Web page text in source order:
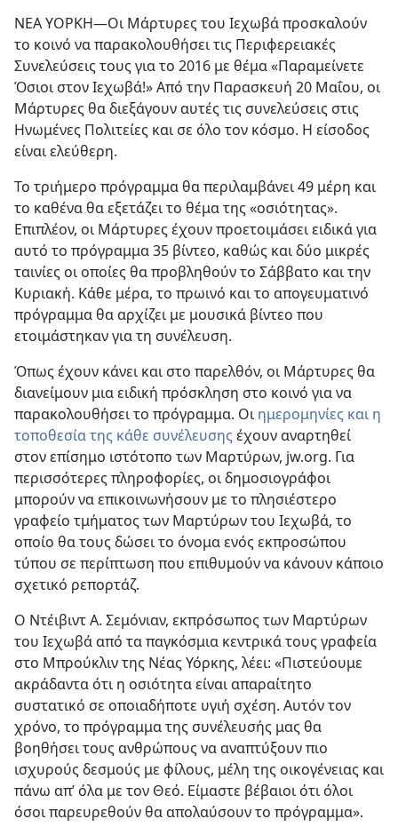
ΝΕΑ ΥΟΡΚΗ—Οι Μάρτυρες του Ιεχωβά προσκαλούν
το κοινό να παρακολουθήσει τις Περιφερειακές
Συνελεύσεις τους για το 2016 με θέμα «Παραμείνετε
Όσιοι στον Ιεχωβά!» Από την Παρασκευή 20 Μαΐου, οι
Μάρτυρες θα διεξάγουν αυτές τις συνελεύσεις στις
Ηνωμένες Πολιτείες και σε όλο τον κόσμο. Η είσοδος
είναι ελεύθερη.
Το τριήμερο πρόγραμμα θα περιλαμβάνει 49 μέρη και
το καθένα θα εξετάζει το θέμα της «οσιότητας».
Επιπλέον, οι Μάρτυρες έχουν προετοιμάσει ειδικά για
αυτό το πρόγραμμα 35 βίντεο, καθώς και δύο μικρές
ταινίες οι οποίες θα προβληθούν το Σάββατο και την
Κυριακή. Κάθε μέρα, το πρωινό και το απογευματινό
πρόγραμμα θα αρχίζει με μουσικά βίντεο που
ετοιμάστηκαν για τη συνέλευση.
Όπως έχουν κάνει και στο παρελθόν, οι Μάρτυρες θα
διανείμουν μια ειδική πρόσκληση στο κοινό για να
παρακολουθήσει το πρόγραμμα. Οι ημερομηνίες και η
τοποθεσία της κάθε συνέλευσης έχουν αναρτηθεί
στον επίσημο ιστότοπο των Μαρτύρων, jw.org. Για
περισσότερες πληροφορίες, οι δημοσιογράφοι
μπορούν να επικοινωνήσουν με το πλησιέστερο
γραφείο τμήματος των Μαρτύρων του Ιεχωβά, το
οποίο θα τους δώσει το όνομα ενός εκπροσώπου
τύπου σε περίπτωση που επιθυμούν να κάνουν κάποιο
σχετικό ρεπορτάζ.
Ο Ντέιβιντ Α. Σεμόνιαν, εκπρόσωπος των Μαρτύρων
του Ιεχωβά από τα παγκόσμια κεντρικά τους γραφεία
στο Μπρούκλιν της Νέας Υόρκης, λέει: «Πιστεύουμε
ακράδαντα ότι η οσιότητα είναι απαραίτητο
συστατικό σε οποιαδήποτε υγιή σχέση. Αυτόν τον
χρόνο, το πρόγραμμα της συνέλευσής μας θα
βοηθήσει τους ανθρώπους να αναπτύξουν πιο
ισχυρούς δεσμούς με φίλους, μέλη της οικογένειας και
πάνω απ’ όλα με τον Θεό. Είμαστε βέβαιοι ότι όλοι
όσοι παρευρεθούν θα απολαύσουν το πρόγραμμα».